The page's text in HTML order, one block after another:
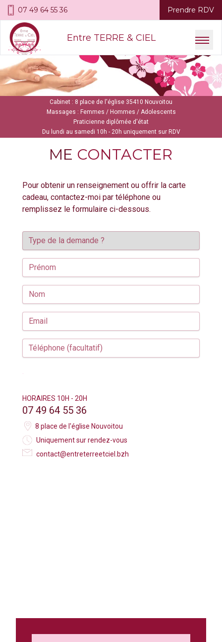
07 49 64 55 36 Prendre RDV
Entre TERRE & CIEL
Cabinet : 8 place de l'église 35410 Nouvoitou
Massages : Femmes / Hommes / Adolescents
Praticienne diplômée d'état
Du lundi au samedi 10h - 20h uniquement sur RDV
ME CONTACTER
Pour obtenir un renseignement ou offrir la carte
cadeau, contactez-moi par téléphone ou
remplissez le formulaire ci-dessous.
.
HORAIRES 10H - 20H
07 49 64 55 36
8 place de l'église Nouvoitou
Uniquement sur rendez-vous
contact@entreterreetciel.bzh